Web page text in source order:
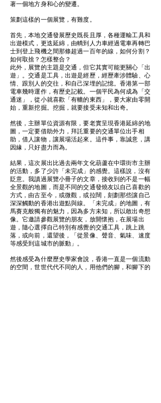
著一個地方身和心的變遷。
策劃這樣的一個展覽，有難度。
首先，本地交通發展歷史既長且厚，各種運輸工具和
出遊模式，更迭延綿，由轎到人力車經過電車再轉巴
士到登上飛機之間那條超過一百年的線，如何分割？
如何取捨？怎樣整合？
此外，展覽的主題是交通，但它其實可能更關心「出
遊」。交通是工具，出遊是經歷，經歷牽涉體驗、心
情、跟別人的交往，和自己深埋的記憶。香港第一部
電車幾時運作，有歷史記載。一個平民為何成為「交
通迷」，從小就喜歡「有轆的東西」，要大家由零開
始，重新挖掘。挖掘，就要接受未知和出奇。
然後，主辦單位資源有限，要老實呈現香港延綿的地
圖，一定要借助外力，拜託重要的交通單位出手相
助，借人讓物，讓展場活起來。這件事，靠誠意，講
因緣，只好盡力而為。
結果，這次展出比過去兩年文化葫蘆在中環街市主辦
的活動，多了少許「未完成」的感覺。這樣說，沒有
貶意。我讀過展覽小冊子的文章，接收到的不是一幅
全景觀的地圖，而是不同的交通發燒友以自己喜歡的
方式，由古至今，或微觀，或拉闊，刻劃那些讓自己
深深觸動的香港出遊點與線。「未完成」的地圖，有
馬賽克般獨有的魅力，因為多方未知，所以敢出奇想
像。它邀請參觀展覽的朋友，放開懷抱，在展場出
遊，隨心選擇自己特別有感覺的交通工具，跳上跳
落，或向前，還望後，「從景像、聲音、氣味、速度
等感受到這城市的脈動」。
然後感受為什麼歷史學家會說，香港一直是一個流動
的空間，世世代代不同的人，用他們的腳，和腳下的